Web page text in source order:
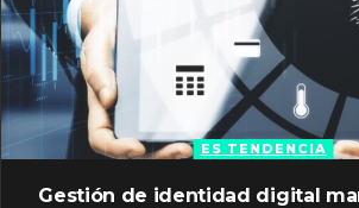
ES TENDENCIA
Gestión de identidad digital